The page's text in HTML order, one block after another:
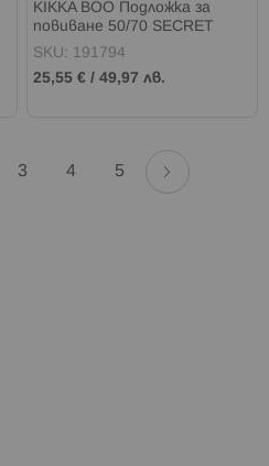
KIKKA BOO Подложка за
повиване 50/70 SECRET
GARDEN BEIGE
SKU: 191794
25,55 € /49,97 лв.
Страница
3 Страница
4 Страница
5
Страница
Напред